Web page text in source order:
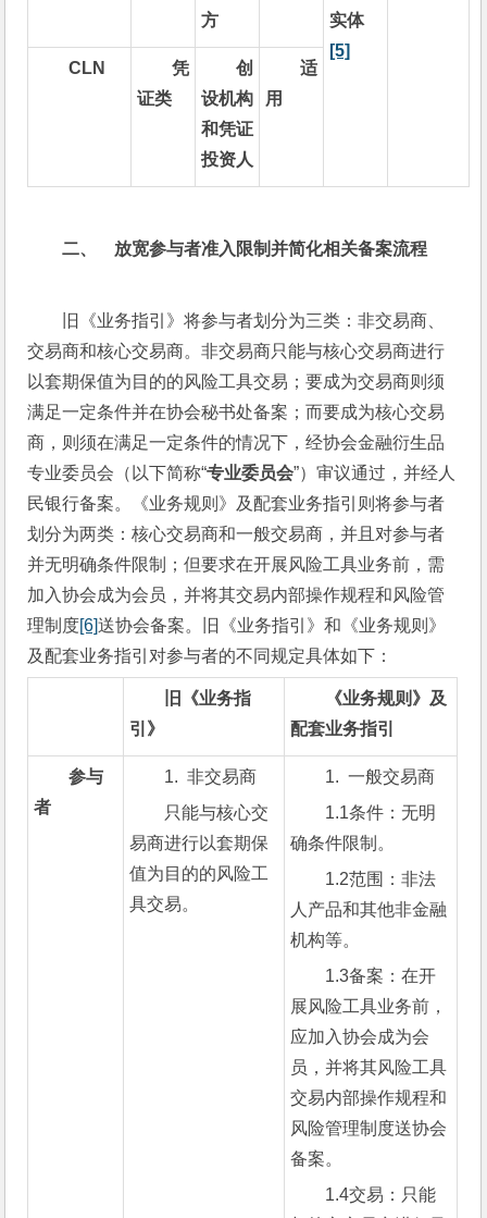
方
实体
[5]
CLN
凭
证类
创
设机构
和凭证
投资人
适
用
二、 放宽参与者准入限制并简化相关备案流程
旧《业务指引》将参与者划分为三类：非交易商、
交易商和核心交易商。非交易商只能与核心交易商进行
以套期保值为目的的风险工具交易；要成为交易商则须
满足一定条件并在协会秘书处备案；而要成为核心交易
商，则须在满足一定条件的情况下，经协会金融衍生品
专业委员会（以下简称“专业委员会”）审议通过，并经人
民银行备案。《业务规则》及配套业务指引则将参与者
划分为两类：核心交易商和一般交易商，并且对参与者
并无明确条件限制；但要求在开展风险工具业务前，需
加入协会成为会员，并将其交易内部操作规程和风险管
理制度[6]送协会备案。旧《业务指引》和《业务规则》
及配套业务指引对参与者的不同规定具体如下：
旧《业务指
引》
《业务规则》及
配套业务指引
参与
者
1.  非交易商
只能与核心交
易商进行以套期保
值为目的的风险工
具交易。
1.  一般交易商
1.1条件：无明
确条件限制。
1.2范围：非法
人产品和其他非金融
机构等。
1.3备案：在开
展风险工具业务前，
应加入协会成为会
员，并将其风险工具
交易内部操作规程和
风险管理制度送协会
备案。
1.4交易：只能